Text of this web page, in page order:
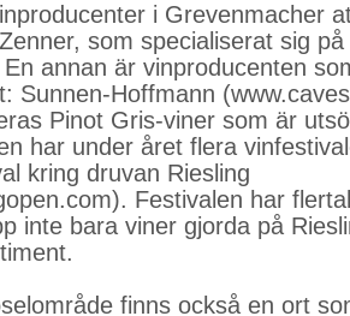
i Grevenmacher
som specialiserat sig
annan är vinproducenten
Sunnen-Hoffmann
Pinot Gris-viner som är
har under året flera
kring druvan Riesling
Festivalen har
inte bara viner gjorda på
finns också en ort